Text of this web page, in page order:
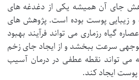
جای آن همیشه یکی از دغدغه های
و زیبایی پوست بوده است. پژوهش های
گیاه رزماری می تواند فرآیند بهبود
سرعت ببخشد و از ایجاد جای زخم
می تواند نقطه عطفی در درمان آسیب
ایجاد کند.